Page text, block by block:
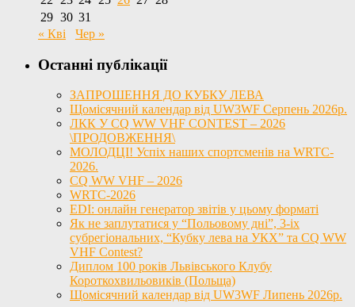
29 30 31
« Кві
Чер »
Останні публікації
ЗАПРОШЕННЯ ДО КУБКУ ЛЕВА
Щомісячний календар від UW3WF Серпень 2026р.
ЛКК У CQ WW VHF CONTEST – 2026
\ПРОДОВЖЕННЯ\
МОЛОДЦІ! Успіх наших спортсменів на WRTC-
2026.
CQ WW VHF – 2026
WRTC-2026
EDI: онлайн генератор звітів у цьому форматі
Як не заплутатися у “Польовому дні”, 3-іх
субрегіональних, “Кубку лева на УКХ” та CQ WW
VHF Contest?
Диплом 100 років Львівського Клубу
Короткохвильовиків (Польща)
Щомісячний календар від UW3WF Липень 2026р.